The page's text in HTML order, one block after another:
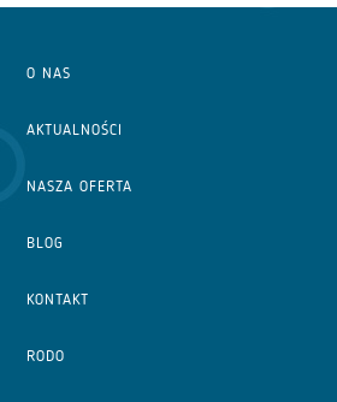
O NAS
AKTUALNOŚCI
NASZA OFERTA
BLOG
KONTAKT
RODO